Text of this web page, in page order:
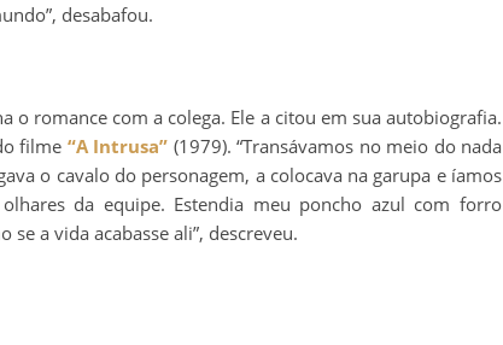
desabafou.
o romance com a colega. Ele a citou em sua autobiografia.
filme “A Intrusa” (1979). “Transávamos no meio do nada
o cavalo do personagem, a colocava na garupa e íamos
da equipe. Estendia meu poncho azul com forro
a vida acabasse ali”, descreveu.